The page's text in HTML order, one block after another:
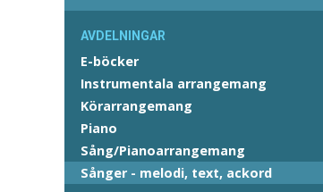
AVDELNINGAR
E-böcker
Instrumentala arrangemang
Körarrangemang
Piano
Sång/Pianoarrangemang
Sånger - melodi, text, ackord